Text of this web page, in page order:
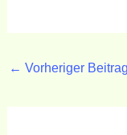
← Vorheriger Beitrag